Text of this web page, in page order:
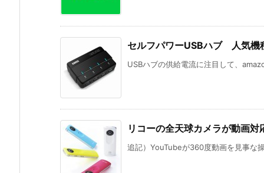
セルフパワーUSBハブ 人気機
USBハブの供給電流に注目して、
リコーの全天球カメラが動画対
追記）YouTubeが360度動画を見事